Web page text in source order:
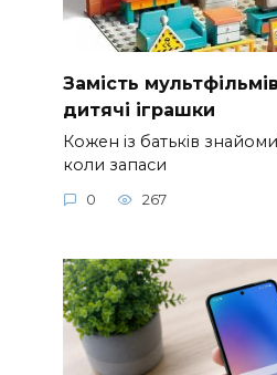
Замість
дитячі іграшки
Кожен із батьків
коли запаси
0 267